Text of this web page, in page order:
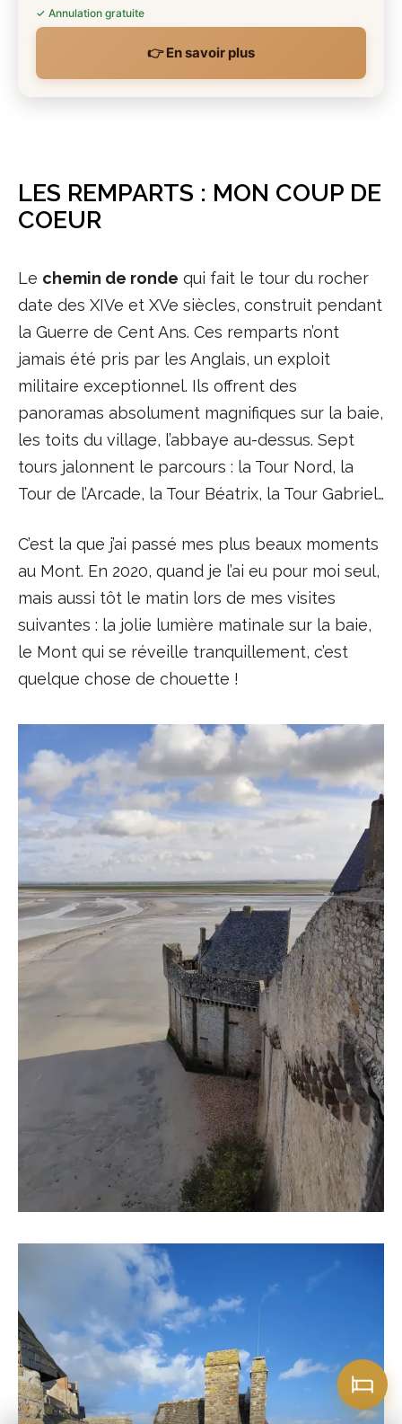
✓ Annulation gratuite
👉 En savoir plus
LES REMPARTS : MON COUP DE
COEUR
Le chemin de ronde qui fait le tour du rocher
date des XIVe et XVe siècles, construit pendant
la Guerre de Cent Ans. Ces remparts n’ont
jamais été pris par les Anglais, un exploit
militaire exceptionnel. Ils offrent des
panoramas absolument magnifiques sur la baie,
les toits du village, l’abbaye au-dessus. Sept
tours jalonnent le parcours : la Tour Nord, la
Tour de l’Arcade, la Tour Béatrix, la Tour Gabriel…
C’est la que j’ai passé mes plus beaux moments
au Mont. En 2020, quand je l’ai eu pour moi seul,
mais aussi tôt le matin lors de mes visites
suivantes : la jolie lumière matinale sur la baie,
le Mont qui se réveille tranquillement, c’est
quelque chose de chouette !